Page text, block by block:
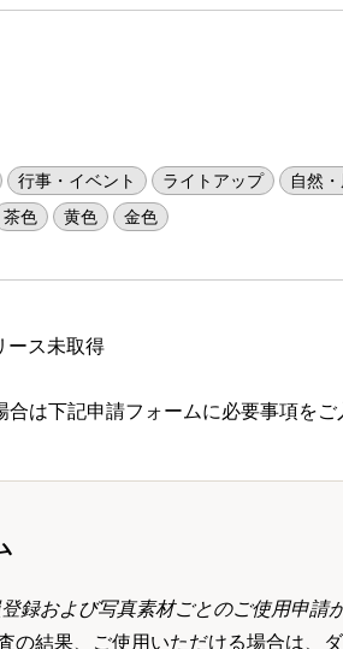
行事・イベント ライトアップ
自然
茶色 黄色 金色
ース未取得
は下記申請フォームに必要事項をご
録および写真素材ごとのご使用申請
の結果、ご使用いただける場合は、